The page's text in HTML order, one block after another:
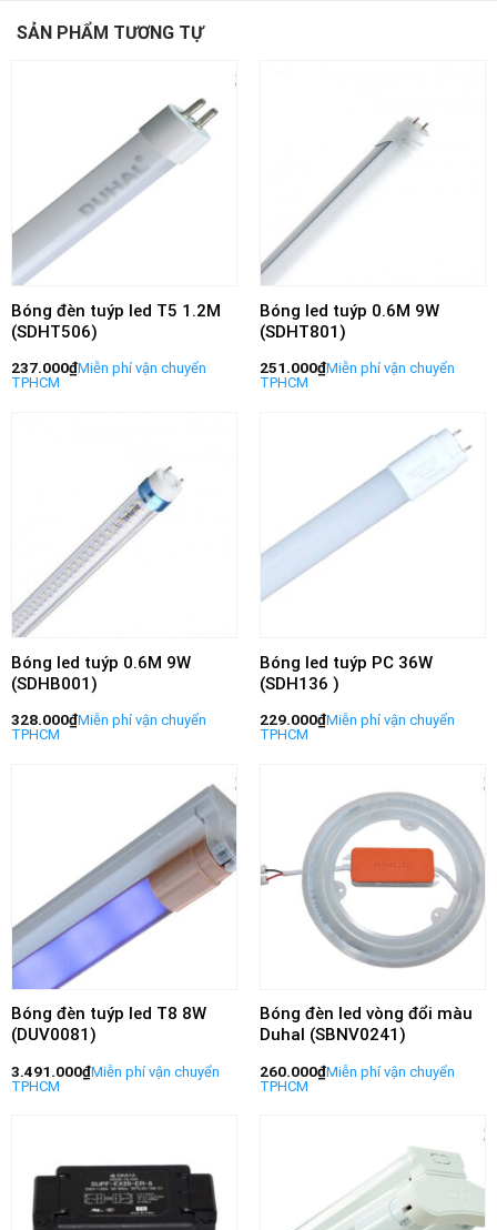
SẢN PHẨM TƯƠNG TỰ
Bóng đèn tuýp led T5 1.2M
(SDHT506)
237.000₫
Bóng led tuýp 0.6M 9W
(SDHT801)
251.000₫
Bóng led tuýp 0.6M 9W
(SDHB001)
328.000₫
Bóng led tuýp PC 36W
(SDH136 )
229.000₫
Bóng đèn tuýp led T8 8W
(DUV0081)
3.491.000₫
Bóng đèn led vòng đổi màu
Duhal (SBNV0241)
260.000₫